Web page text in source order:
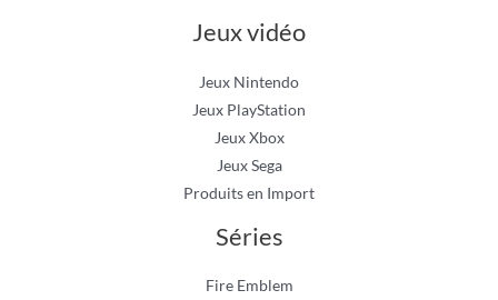
Jeux vidéo
Jeux Nintendo
Jeux PlayStation
Jeux Xbox
Jeux Sega
Produits en Import
Séries
Fire Emblem